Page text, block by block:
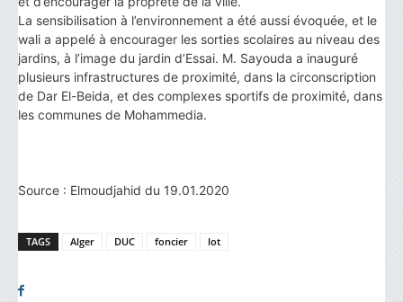
La sensibilisation à l’environnement a été aussi évoquée, et le
wali a appelé à encourager les sorties scolaires au niveau des
jardins, à l’image du jardin d’Essai. M. Sayouda a inauguré
plusieurs infrastructures de proximité, dans la circonscription
de Dar El-Beida, et des complexes sportifs de proximité, dans
les communes de Mohammedia.
Source : Elmoudjahid du 19.01.2020
TAGS Alger DUC foncier lot